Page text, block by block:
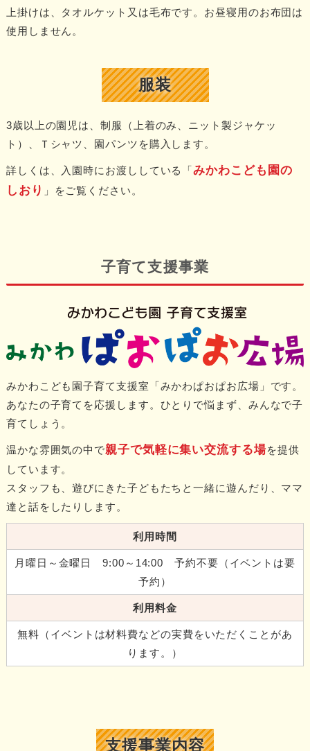
上掛けは、タオルケット又は毛布です。お昼寝用のお布団は
使用しません。
服装
3歳以上の園児は、制服（上着のみ、ニット製ジャケッ
ト）、Ｔシャツ、園パンツを購入します。
詳しくは、入園時にお渡ししている「みかわこども園の
しおり 」をご覧ください。
子育て支援事業
みかわこども園子育て支援室「みかわぱおぱお広場」です。
あなたの子育てを応援します。ひとりで悩まず、みんなで子
育てしょう。
温かな雰囲気の中で親子で気軽に集い交流する場を提供
しています。
スタッフも、遊びにきた子どもたちと一緒に遊んだり、ママ
達と話をしたりします。
利用時間
月曜日～金曜日 9:00～14:00 予約不要（イベントは要
予約）
利用料金
無料（イベントは材料費などの実費をいただくことがあ
ります。）
支援事業内容